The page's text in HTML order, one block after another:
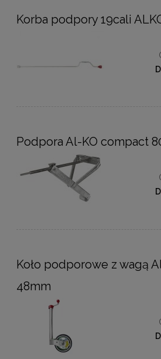
Korba podpory 19cali
Podpora Al-KO compact
Koło podporowe z wagą
48mm